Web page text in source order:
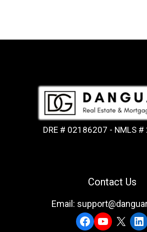
DRE # 02186207 - NMLS
Contact Us
Email:
Facebook
YouTube
X